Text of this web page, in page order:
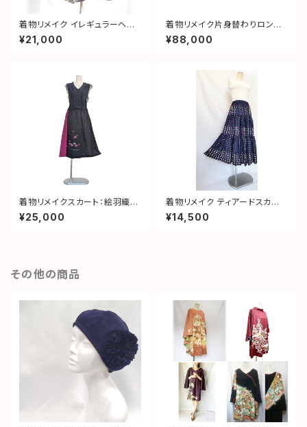
着物リメイク イレギュラーヘム
スカート：金銀ライン ／ 2312s
k02
¥21,000
着物リメイク片身替わりロング
ドレス／鳳凰／ 2509d01
¥88,000
着物リメイクスカート：絵羽織刺
繍花／2507s02
¥25,000
着物リメイク ティアードスカート
❨独楽❩
¥14,500
その他の商品